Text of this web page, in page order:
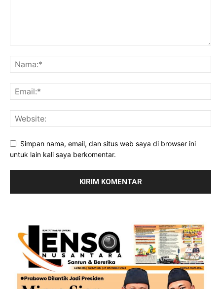
Simpan nama, email, dan situs web saya di browser ini
untuk lain kali saya berkomentar.